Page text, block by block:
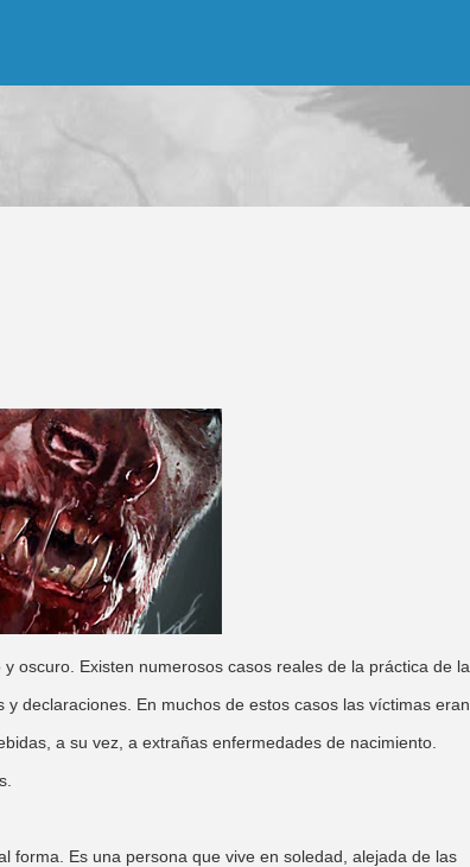
oscuro. Existen numerosos casos reales de la práctica de la
declaraciones. En muchos de estos casos las víctimas eran
a su vez, a extrañas enfermedades de nacimiento.
Es una persona que vive en soledad, alejada de las